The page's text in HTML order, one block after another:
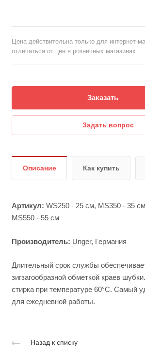
Цена действительна только для интернет-
отличаться от цен в розничных магазинах
Заказать
Задать вопрос
Описание Как купить
Артикул: WS250 - 25 см, MS350 - 35
MS550 - 55 см
Производитель: Unger, Германия
Длительный срок службы
зигзагообразной обметкой краев
стирка при температуре 60°C. Самый
для ежедневной работы.
Назад к списку